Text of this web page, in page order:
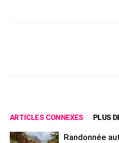
ARTICLES CONNEXES PLUS
Randonnée